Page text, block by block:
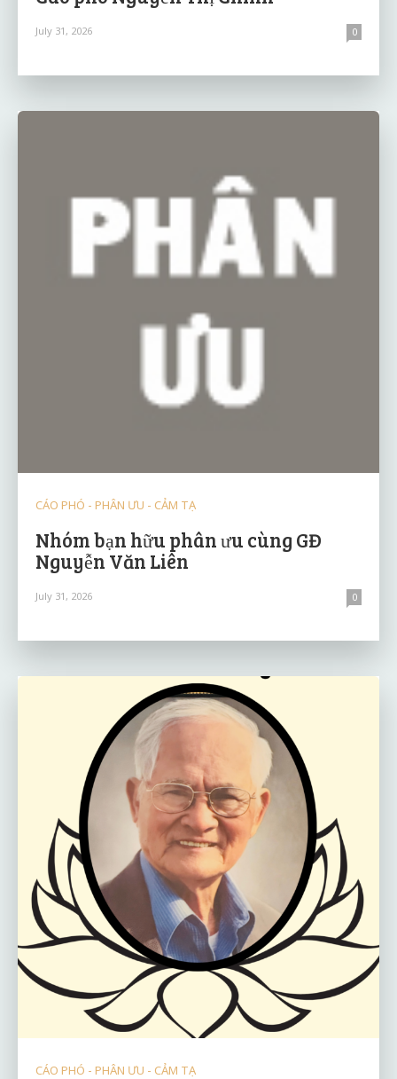
July 31, 2026 0
CÁO PHÓ - PHÂN ƯU - CẢM TẠ
Nhóm bạn hữu phân ưu cùng GĐ
Nguyễn Văn Liên
July 31, 2026 0
CÁO PHÓ - PHÂN ƯU - CẢM TẠ